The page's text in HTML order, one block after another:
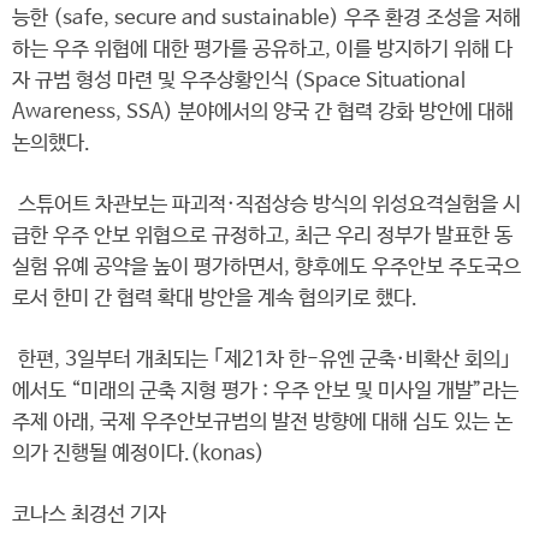
능한 (safe, secure and sustainable) 우주 환경 조성을 저해
하는 우주 위협에 대한 평가를 공유하고, 이를 방지하기 위해 다
자 규범 형성 마련 및 우주상황인식 (Space Situational
Awareness, SSA) 분야에서의 양국 간 협력 강화 방안에 대해
논의했다.
스튜어트 차관보는 파괴적·직접상승 방식의 위성요격실험을 시
급한 우주 안보 위협으로 규정하고, 최근 우리 정부가 발표한 동
실험 유예 공약을 높이 평가하면서, 향후에도 우주안보 주도국으
로서 한미 간 협력 확대 방안을 계속 협의키로 했다.
한편, 3일부터 개최되는 ｢제21차 한-유엔 군축·비확산 회의｣
에서도 “미래의 군축 지형 평가 : 우주 안보 및 미사일 개발”라는
주제 아래, 국제 우주안보규범의 발전 방향에 대해 심도 있는 논
의가 진행될 예정이다.(konas)
코나스 최경선 기자